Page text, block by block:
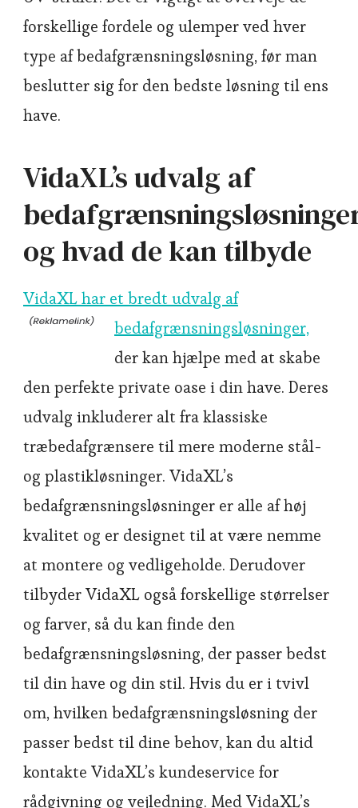
forskellige fordele og ulemper ved hver
type af bedafgrænsningsløsning, før man
beslutter sig for den bedste løsning til ens
have.
VidaXL’s udvalg af
og hvad de kan tilbyde
VidaXL har et bredt udvalg af
bedafgrænsningsløsninger,
der kan hjælpe med at skabe
den perfekte private oase i din have. Deres
udvalg inkluderer alt fra klassiske
træbedafgrænsere til mere moderne stål-
og plastikløsninger. VidaXL’s
bedafgrænsningsløsninger er alle af høj
kvalitet og er designet til at være nemme
at montere og vedligeholde. Derudover
tilbyder VidaXL også forskellige størrelser
og farver, så du kan finde den
bedafgrænsningsløsning, der passer bedst
til din have og din stil. Hvis du er i tvivl
om, hvilken bedafgrænsningsløsning der
passer bedst til dine behov, kan du altid
kontakte VidaXL’s kundeservice for
rådgivning og vejledning. Med VidaXL’s